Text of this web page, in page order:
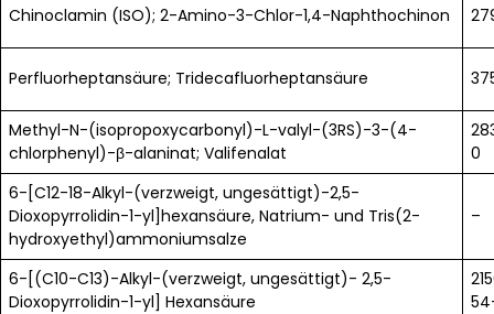
Chinoclamin (ISO); 2-Amino-3-Chlor-1,4-Naphthochinon
Perfluorheptansäure; Tridecafluorheptansäure
Methyl-N-(isopropoxycarbonyl)-L-valyl-(3RS)-3-(4-
chlorphenyl)-β-alaninat; Valifenalat
0
6-[C12-18-Alkyl-(verzweigt, ungesättigt)-2,5-
Dioxopyrrolidin-1-yl]hexansäure, Natrium- und Tris(2-
hydroxyethyl)ammoniumsalze
–
6-[(C10-C13)-Alkyl-(verzweigt, ungesättigt)- 2,5-
Dioxopyrrolidin-1-yl] Hexansäure